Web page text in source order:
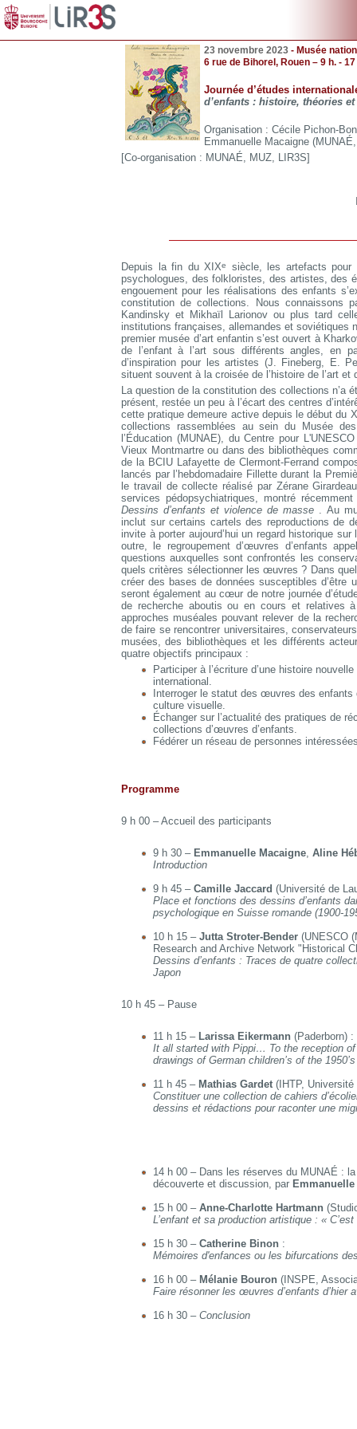
23 novembre 2023 - Musée
6 rue de Bihorel, Rouen – 9 h. -
Journée d’études
d’enfants : histoire, théories
Organisation : Cécile Pichon-
Emmanuelle Macaigne
[Co-organisation : MUNAÉ, MUZ, LIR3S]
Depuis la fin du XIXe
siècle, les artefacts pour
psychologues, des folkloristes, des artistes, des
engouement pour les réalisations des enfants
constitution de collections. Nous connaissons
Kandinsky et Mikhaïl Larionov ou plus tard
institutions françaises, allemandes et soviétiques
premier musée d’art enfantin s’est ouvert à
de l’enfant à l’art sous différents angles, en
d’inspiration pour les artistes (J. Fineberg, E.
situent souvent à la croisée de l’histoire de l’art et
La question de la constitution des collections n’a
présent, restée un peu à l’écart des centres
cette pratique demeure active depuis le début du
collections rassemblées au sein du Musée
l’Éducation (MUNAE), du Centre pour
Vieux Montmartre ou dans des bibliothèques
de la BCIU Lafayette de Clermont-Ferrand
lancés par l’hebdomadaire Fillette durant la
le travail de collecte réalisé par Zérane
services pédopsychiatriques, montré
Dessins d’enfants et violence de masse . Au
inclut sur certains cartels des reproductions de
invite à porter aujourd’hui un regard historique
outre, le regroupement d’œuvres d’enfants
questions auxquelles sont confrontés les
quels critères sélectionner les œuvres ? Dans
créer des bases de données susceptibles d’être
seront également au cœur de notre journée
de recherche aboutis ou en cours et relatives
approches muséales pouvant relever de la
de faire se rencontrer universitaires,
musées, des bibliothèques et les différents
quatre objectifs principaux :
Participer à l’écriture d’une histoire
international.
Interroger le statut des œuvres des enfants
culture visuelle.
Échanger sur l’actualité des pratiques de
collections d’œuvres d’enfants.
Fédérer un réseau de personnes
Programme
9 h 00 – Accueil des participants
9 h 30 – Emmanuelle Macaigne, Aline
Introduction
9 h 45 – Camille Jaccard (Université de
Place et fonctions des dessins d’enfants
psychologique en Suisse romande (1900-
10 h 15 – Jutta Stroter-Bender (UNESCO
Research and Archive Network "Historical
Dessins d’enfants : Traces de quatre
Japon
10 h 45 – Pause
11 h 15 – Larissa Eikermann (Paderborn) :
It all started with Pippi… To the reception
drawings of German children’s of the
11 h 45 – Mathias Gardet (IHTP,
Constituer une collection de cahiers
dessins et rédactions pour raconter une
14 h 00 – Dans les réserves du MUNAÉ :
découverte et discussion, par
15 h 00 – Anne-Charlotte Hartmann
L’enfant et sa production artistique : «
15 h 30 – Catherine Binon :
Mémoires d'enfances ou les bifurcations
16 h 00 – Mélanie Bouron (INSPE,
Faire résonner les œuvres d’enfants d’hier
16 h 30 – Conclusion